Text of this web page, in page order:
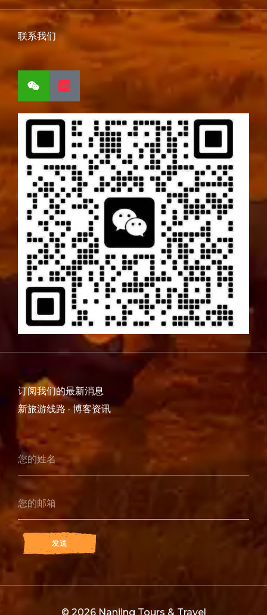
联系我们
订阅我们的最新消息
新旅游线路 · 博客资讯
发送
© 2026 Nanjing Tours & Travel